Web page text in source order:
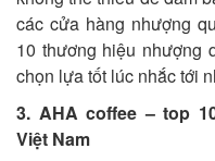
các cửa hàng nhượng
10 thương hiệu nhượng
chọn lựa tốt lúc nhắc tới
3. AHA coffee – top
Việt Nam